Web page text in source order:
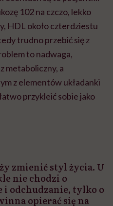
102 na czczo, lekko
HDL około czterdziestu
trudno przebić się z
to nadwaga,
metaboliczny, a
z elementów układanki
przykleić sobie jako
zmienić styl życia. U
nie chodzi o
odchudzanie, tylko o
opierać się na